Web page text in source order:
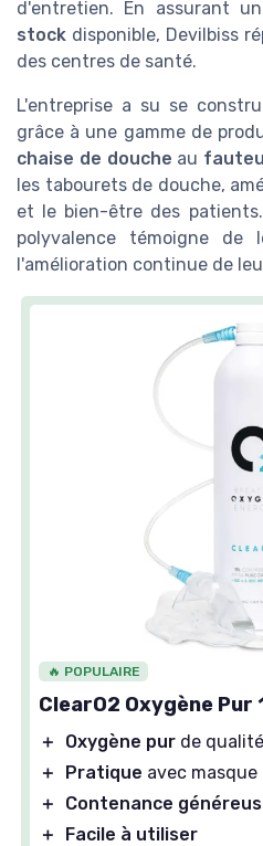
d'entretien. En assurant
stock disponible, Devilbiss
des centres de santé.
L'entreprise a su se
grâce à une gamme de
chaise de douche au
les tabourets de douche,
et le bien-être des
polyvalence témoigne de
l'amélioration continue de
🔥 POPULAIRE
ClearO2 Oxygène Pur
＋ Oxygène pur de qualité
＋
Pratique avec
＋
Contenance
＋
Facile à utiliser